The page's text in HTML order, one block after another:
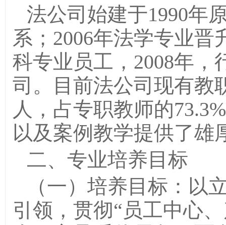
法公司始建于1990年
系；2006年法学专业
科专业员工，2008年，
司。目前法公司现有教
人，占专职教师的
以及案例教学提供了雄
二、专业培养目标
（一）培养目标：以
引领，贯彻“员工中心